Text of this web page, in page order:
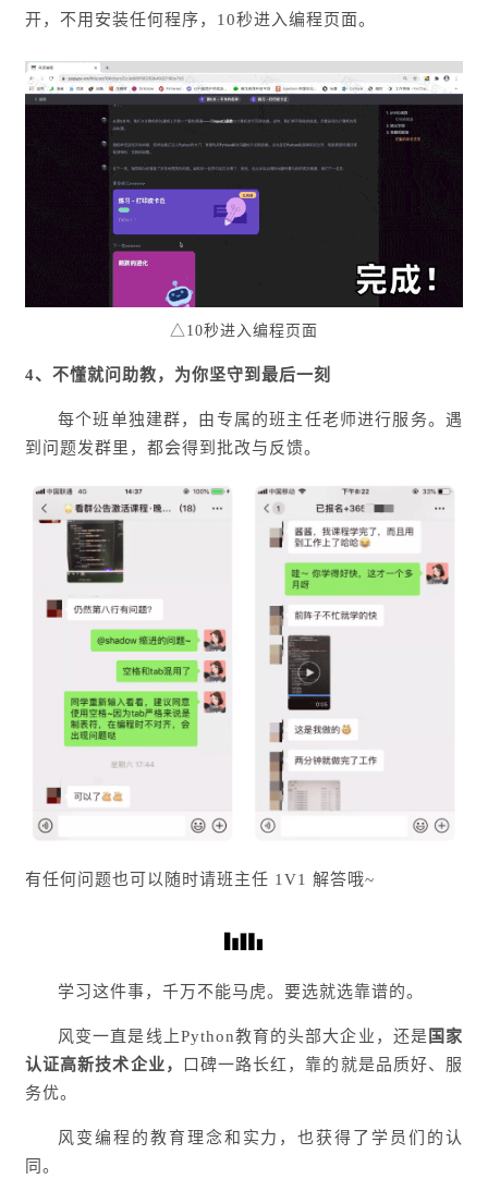
开，不用安装任何程序，10秒进入编程页面。
△10秒进入编程页面
4、不懂就问助教，为你坚守到最后一刻
每个班单独建群，由专属的班主任老师进行服务。遇
到问题发群里，都会得到批改与反馈。
有任何问题也可以随时请班主任 1V1 解答哦~
学习这件事，千万不能马虎。要选就选靠谱的。
风变一直是线上Python教育的头部大企业，还是 国家
认证高新技术企业，
口碑一路长红，靠的就是品质好、服
务优。
风变编程的教育理念和实力，也获得了学员们的认
同。